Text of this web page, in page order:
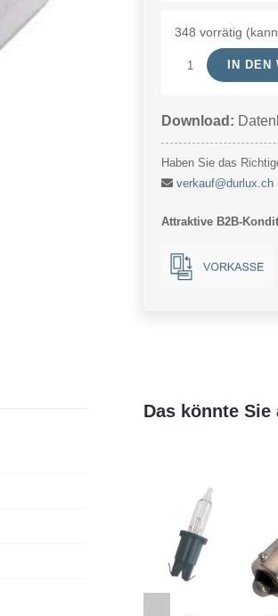
348 vorrätig
Glimmlampe
Ba15d
IN DEN
Download:
Haben Sie das
verkauf@durlux.ch|
Attraktive B2B-
Das könnte